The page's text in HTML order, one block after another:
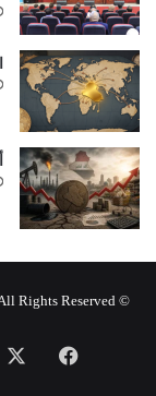
© Copyright 2026, All Rights Reserved |
فيسبوك